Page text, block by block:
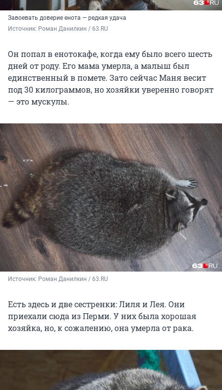
Завоевать доверие енота — редкая удача
Источник: Роман Данилкин / 63.RU
Он попал в енотокафе, когда ему было всего шесть
дней от роду. Его мама умерла, а малыш был
единственный в помете. Зато сейчас Маня весит
под 30 килограммов, но хозяйки уверенно говорят
— это мускулы.
Источник: Роман Данилкин / 63.RU
Есть здесь и две сестренки: Лиля и Лея. Они
приехали сюда из Перми. У них была хорошая
хозяйка, но, к сожалению, она умерла от рака.